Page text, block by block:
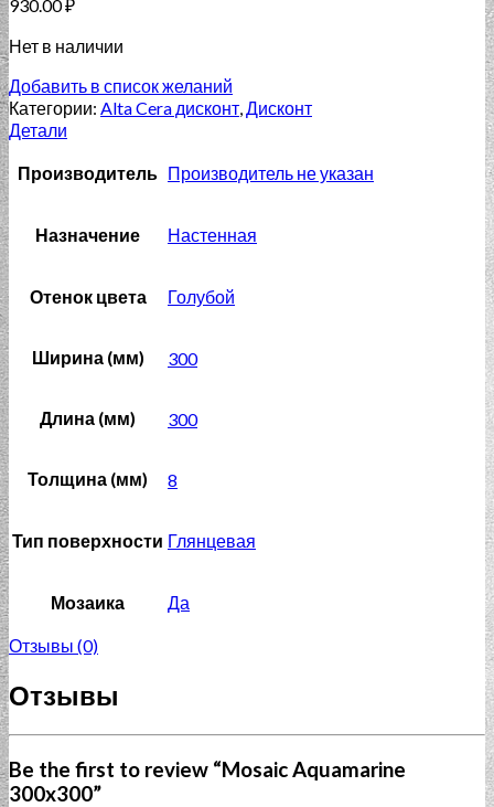
930.00₽
Нет в наличии
Добавить в список желаний
Категории: Alta Cera дисконт,Дисконт
Детали
Производитель Производитель не указан
Назначение Настенная
Отенок цвета Голубой
Ширина (мм) 300
Длина (мм) 300
Толщина (мм) 8
Тип поверхности Глянцевая
Мозаика Да
Отзывы (0)
Отзывы
Be the first to review “Mosaic Aquamarine
300x300”